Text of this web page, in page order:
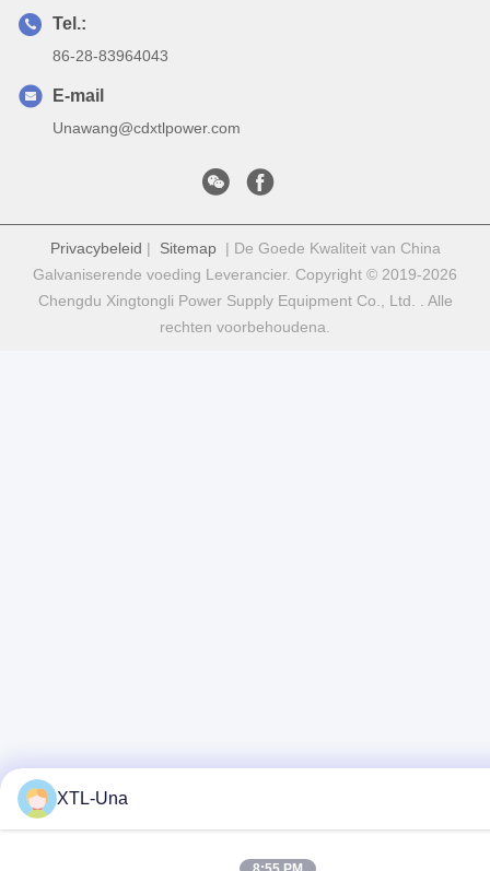
Tel.:
86-28-83964043
E-mail
Unawang@cdxtlpower.com
Privacybeleid | Sitemap| De Goede Kwaliteit van China
Galvaniserende voeding Leverancier. Copyright © 2019-2026
Chengdu Xingtongli Power Supply Equipment Co., Ltd. . Alle
rechten voorbehoudena.
XTL-Una